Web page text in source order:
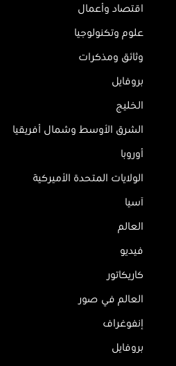
اقتصاد وأعمال
علوم وتكنولوجيا
وثائق ومذكرات
بروفايل
الخليج
الشرق الأوسط وشمال أفريقيا
أوروبا
الولايات المتحدة الأميركية
آسيا
العالم
فيديو
كاريكاتور
العالم في صور
إنفوغراف
بروفايل